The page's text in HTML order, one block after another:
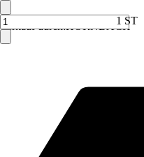
Verkauf durch:HORNBACH
1 ST